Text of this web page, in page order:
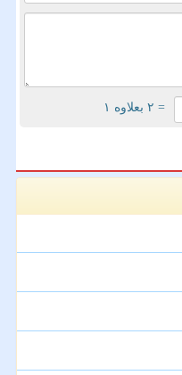
= ۲ بعلاوه ۱